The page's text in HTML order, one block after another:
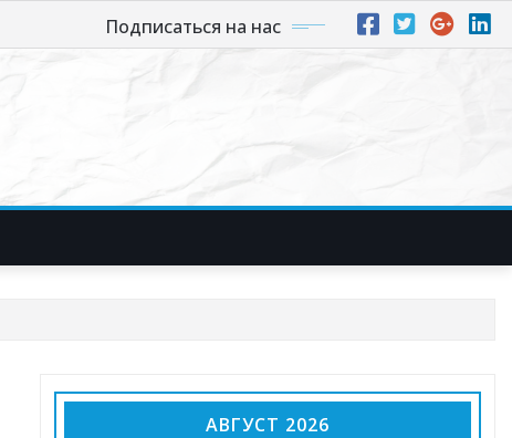
Подписаться на нас
АВГУСТ 2026